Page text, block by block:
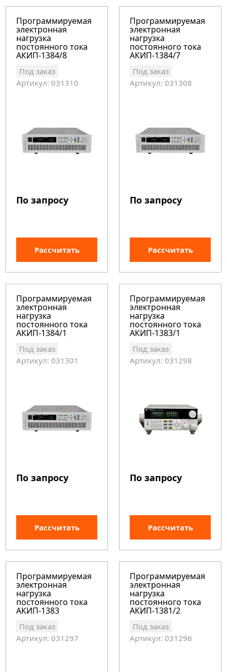
Программируемая
электронная
нагрузка
постоянного тока
АКИП-1384/8
Под заказ
Артикул: 031310
По запросу
Рассчитать
Программируемая
электронная
нагрузка
постоянного тока
АКИП-1384/7
Под заказ
Артикул: 031308
По запросу
Рассчитать
Программируемая
электронная
нагрузка
постоянного тока
АКИП-1384/1
Под заказ
Артикул: 031301
По запросу
Рассчитать
Программируемая
электронная
нагрузка
постоянного тока
АКИП-1383/1
Под заказ
Артикул: 031298
По запросу
Рассчитать
Программируемая
электронная
нагрузка
постоянного тока
АКИП-1383
Под заказ
Артикул: 031297
Программируемая
электронная
нагрузка
постоянного тока
АКИП-1381/2
Под заказ
Артикул: 031296